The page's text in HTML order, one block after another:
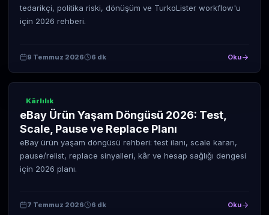
tedarikçi, politika riski, dönüşüm ve TurkoLister workflow'u
için 2026 rehberi.
9 Temmuz 2026 6 dk Oku
Kârlılık
eBay Ürün Yaşam Döngüsü 2026: Test,
Scale, Pause ve Replace Planı
eBay ürün yaşam döngüsü rehberi: test ilanı, scale kararı,
pause/relist, replace sinyalleri, kâr ve hesap sağlığı dengesi
için 2026 planı.
7 Temmuz 2026 6 dk Oku